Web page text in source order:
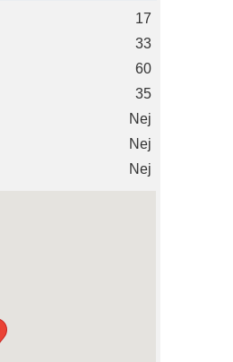
17
33
60
35
Nej
Nej
Nej